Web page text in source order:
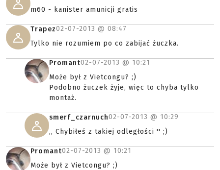
m60 - kanister amunicji gratis
Trapez02-07-2013 @ 08:47
Tylko nie rozumiem po co zabijać żuczka.
Promant02-07-2013 @ 10:21
Może był z Vietcongu? ;)
Podobno żuczek żyje, więc to chyba tylko
montaż.
smerf_czarnuch02-07-2013 @ 10:29
,, Chybiłeś z takiej odległości '' ;)
Promant02-07-2013 @ 10:21
Może był z Vietcongu? ;)